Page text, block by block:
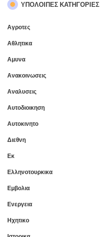
ΥΠΌΛΟΙΠΕΣ ΚΑΤΗΓΟΡΊΕΣ
Αγροτες
Αθλητικα
Αμυνα
Ανακοινωσεις
Αναλυσεις
Αυτοδιοικηση
Αυτοκινητο
Διεθνη
Εκ
Ελληνοτουρκικα
Εμβολια
Ενεργεια
Ηχητικο